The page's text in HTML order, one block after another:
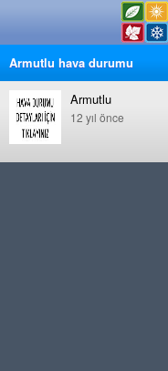
Armutlu hava durumu
Armutlu
12 yıl önce